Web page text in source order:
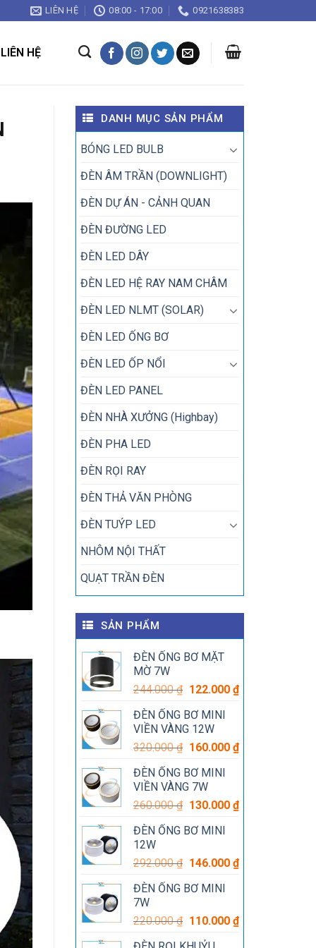
LIÊN HỆ 08:00 - 17:00 0921638383
LIÊN HỆ
DANH MỤC SẢN PHẨM
BÓNG LED BULB
ĐÈN ÂM TRẦN (DOWNLIGHT)
ĐÈN DỰ ÁN - CẢNH QUAN
ĐÈN ĐƯỜNG LED
ĐÈN LED DÂY
ĐÈN LED HỆ RAY NAM CHÂM
ĐÈN LED NLMT (SOLAR)
ĐÈN LED ỐNG BƠ
ĐÈN LED ỐP NỔI
ĐÈN LED PANEL
ĐÈN NHÀ XƯỞNG (Highbay)
ĐÈN PHA LED
ĐÈN RỌI RAY
ĐÈN THẢ VĂN PHÒNG
ĐÈN TUÝP LED
NHÔM NỘI THẤT
QUẠT TRẦN ĐÈN
SẢN PHẨM
ĐÈN ỐNG BƠ MẶT
MỜ 7W
244.000₫ Giá
là:
244.000 ₫.
122.000 ₫Giá
122.000 ₫.
ĐÈN ỐNG BƠ MINI
VIỀN VÀNG 12W
320.000₫ Giá
là:
320.000 ₫.
160.000 ₫Giá
160.000 ₫.
ĐÈN ỐNG BƠ MINI
VIỀN VÀNG 7W
260.000₫ Giá
là:
130.000 ₫Giá
130.000 ₫.
ĐÈN ỐNG BƠ MINI
12W
292.000₫ Giá
là:
146.000 ₫Giá
146.000 ₫.
ĐÈN ỐNG BƠ MINI
7W
220.000₫ Giá
110.000 ₫Giá